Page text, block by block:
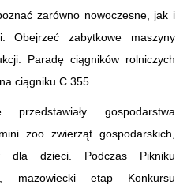
zarówno nowoczesne, jak i
Obejrzeć zabytkowe maszyny
Paradę ciągników rolniczych
ciągniku C 355.
gospodarstwa
zoo zwierząt gospodarskich,
dla dzieci. Podczas Pikniku
mazowiecki etap Konkursu